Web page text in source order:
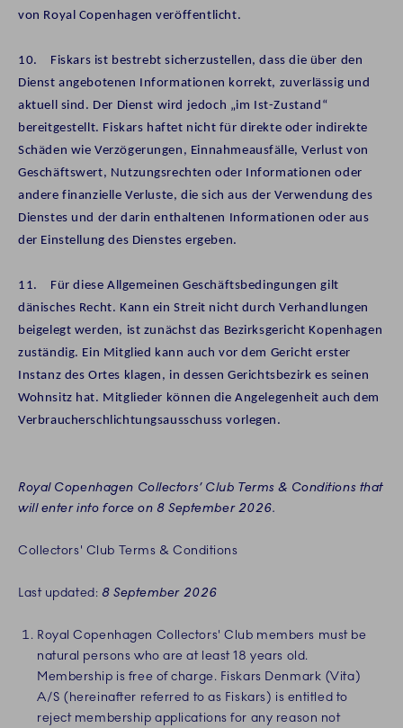
von Royal Copenhagen veröffentlicht.
10. Fiskars ist bestrebt sicherzustellen, dass die über den
Dienst angebotenen Informationen korrekt, zuverlässig und
aktuell sind. Der Dienst wird jedoch „im Ist-Zustand“
bereitgestellt. Fiskars haftet nicht für direkte oder indirekte
Schäden wie Verzögerungen, Einnahmeausfälle, Verlust von
Geschäftswert, Nutzungsrechten oder Informationen oder
andere finanzielle Verluste, die sich aus der Verwendung des
Dienstes und der darin enthaltenen Informationen oder aus
der Einstellung des Dienstes ergeben.
11. Für diese Allgemeinen Geschäftsbedingungen gilt
dänisches Recht. Kann ein Streit nicht durch Verhandlungen
beigelegt werden, ist zunächst das Bezirksgericht Kopenhagen
zuständig. Ein Mitglied kann auch vor dem Gericht erster
Instanz des Ortes klagen, in dessen Gerichtsbezirk es seinen
Wohnsitz hat. Mitglieder können die Angelegenheit auch dem
Verbraucherschlichtungsausschuss vorlegen.
Royal Copenhagen Collectors’ Club Terms & Conditions that
will enter into force on 8 September 2026.
Collectors' Club Terms & Conditions
Last updated: 8 September 2026
Royal Copenhagen Collectors' Club members must be
natural persons who are at least 18 years old.
Membership is free of charge. Fiskars Denmark (Vita)
A/S (hereinafter referred to as Fiskars) is entitled to
reject membership applications for any reason not